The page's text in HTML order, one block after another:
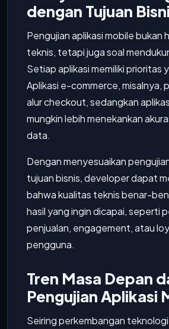
dengan Tujuan
Pengujian aplikasi mobile bukan
teknis, tetapi juga soal
Setiap aplikasi memiliki prioritas
Aplikasi e-commerce, misalnya,
alur checkout, sedangkan
mungkin lebih menekankan
data.
Dengan menyesuaikan
tujuan bisnis, developer dapat
bahwa kualitas teknis benar-
hasil yang ingin dicapai, seperti
penjualan, engagement, atau
pengguna.
Tren Masa Depan
Pengujian Aplikasi
Seiring perkembangan